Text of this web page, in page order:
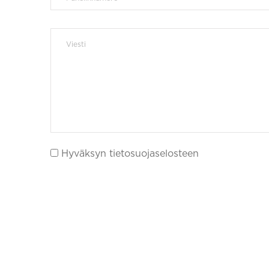
Hyväksyn tietosuojaselosteen